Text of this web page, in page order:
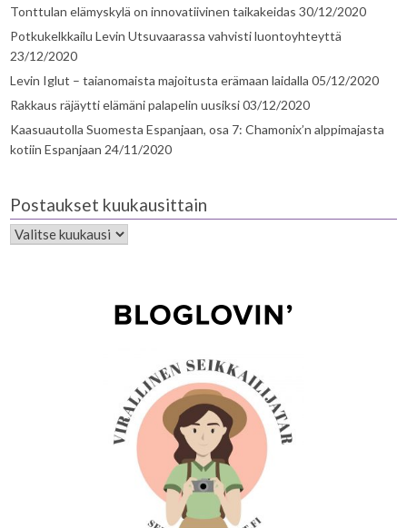
Tonttulan elämyskylä on innovatiivinen taikakeidas 30/12/2020
Potkukelkkailu Levin Utsuvaarassa vahvisti luontoyhteyttä
23/12/2020
Levin Iglut – taianomaista majoitusta erämaan laidalla 05/12/2020
Rakkaus räjäytti elämäni palapelin uusiksi03/12/2020
Kaasuautolla Suomesta Espanjaan, osa 7: Chamonix’n alppimajasta
kotiin Espanjaan 24/11/2020
Postaukset kuukausittain